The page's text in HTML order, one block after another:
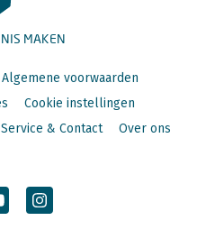
MAKEN
Algemene voorwaarden
Cookie instellingen
Service & Contact Over ons